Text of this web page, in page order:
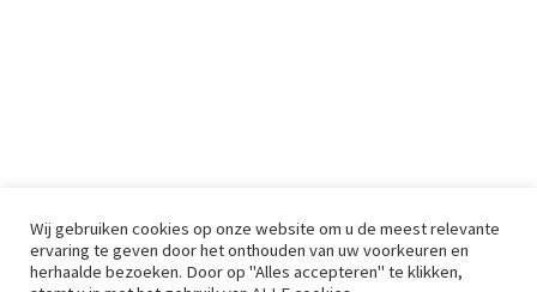
Wij gebruiken cookies op onze website om u de meest relevante
ervaring te geven door het onthouden van uw voorkeuren en
herhaalde bezoeken. Door op "Alles accepteren" te klikken,